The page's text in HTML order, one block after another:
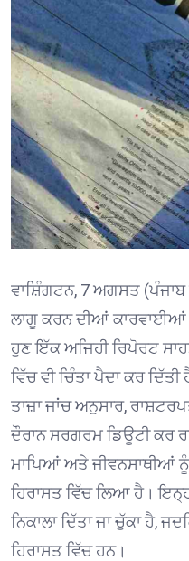
ਵਾਸ਼ਿੰਗਟਨ, 7 ਅਗਸਤ
ਲਾਗੂ ਕਰਨ ਦੀਆਂ
ਹੁਣ ਇੱਕ ਅਜਿਹੀ ਰਿਪੋਰਟ
ਵਿੱਚ ਵੀ ਚਿੰਤਾ ਪੈਦਾ ਕਰ
ਤਾਜ਼ਾ ਜਾਂਚ ਅਨੁਸਾਰ,
ਦੌਰਾਨ ਸਰਗਰਮ ਡਿਊਟੀ ਕਰ
ਮਾਪਿਆਂ ਅਤੇ ਜੀਵਨਸਾਥੀਆਂ
ਹਿਰਾਸਤ ਵਿੱਚ ਲਿਆ ਹੈ।
ਨਿਕਾਲਾ ਦਿੱਤਾ ਜਾ ਚੁੱਕਾ ਹੈ,
ਹਿਰਾਸਤ ਵਿੱਚ ਹਨ। ⁠